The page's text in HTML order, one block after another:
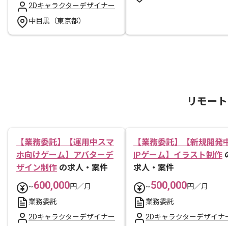
2Dキャラクターデザイナー
中目黒（東京都）
リモー
【業務委託】【運用中スマ
ホ向けゲーム】アバターデ
ザイン制作 の求人・案件
~600,000円／月
業務委託
2Dキャラクターデザイナー
【業務委託】【新規開発
IPゲーム】イラスト制作
求人・案件
~500,000円／月
業務委託
2Dキャラクターデザイナ